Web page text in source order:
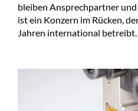
bleiben Ansprechpartner
ist ein Konzern im Rücken,
Jahren international betreibt.